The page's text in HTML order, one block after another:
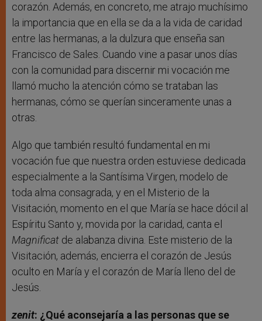
corazón. Además, en concreto, me atrajo muchísimo
la importancia que en ella se da a la vida de caridad
entre las hermanas, a la dulzura que enseña san
Francisco de Sales. Cuando vine a pasar unos días
con la comunidad para discernir mi vocación me
llamó mucho la atención cómo se trataban las
hermanas, cómo se querían sinceramente unas a
otras.
Algo que también resultó fundamental en mi
vocación fue que nuestra orden estuviese dedicada
especialmente a la Santísima Virgen, modelo de
toda alma consagrada, y en el Misterio de la
Visitación, momento en el que María se hace dócil al
Espíritu Santo y, movida por la caridad, canta el
Magnificat de alabanza divina. Este misterio de la
Visitación, además, encierra el corazón de Jesús
oculto en María y el corazón de María lleno del de
Jesús.
zenit: ¿Qué aconsejaría a las personas que se